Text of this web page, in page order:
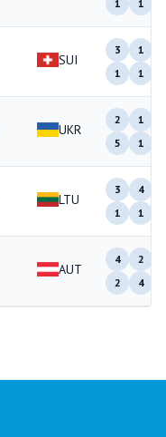
1
1
SUI
3
1
1
1
UKR
2
1
5
1
LTU
3
4
1
1
AUT
4
2
2
4